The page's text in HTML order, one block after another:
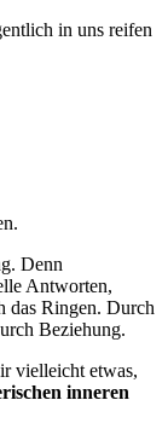
in uns reifen
Denn
Antworten,
das Ringen. Durch
Beziehung.
vielleicht etwas,
inneren